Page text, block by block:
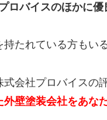
ロバイスのほかに優
持たれている方もい
式会社プロバイスの
壁塗装会社をあな